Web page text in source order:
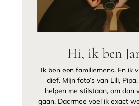
Hi, ik ben
Ik ben een familiemens. En ik
dief. Mijn foto’s van Lili,
helpen me stilstaan, om dan
gaan. Daarmee voel ik exact